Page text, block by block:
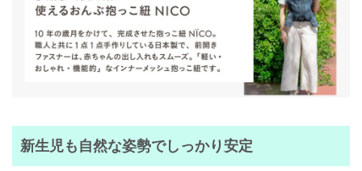
新生児も自然な姿勢でしっかり安定